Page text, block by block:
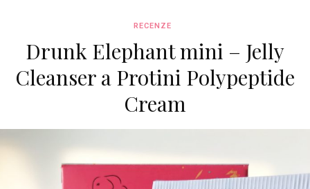
RECENZE
Drunk Elephant mini – Jelly
Cleanser a Protini Polypeptide
Cream